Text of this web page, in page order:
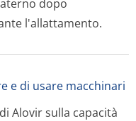
dopo
l'allattamento.
e di usare macchinari
Alovir sulla capacità